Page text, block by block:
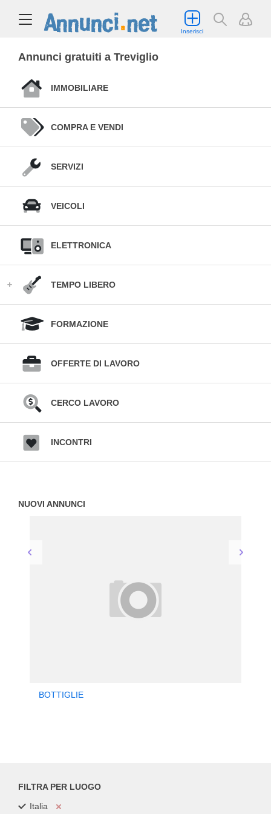
Inserisci
Annunci gratuiti a Treviglio
IMMOBILIARE
COMPRA E VENDI
SERVIZI
VEICOLI
ELETTRONICA
TEMPO LIBERO
FORMAZIONE
OFFERTE DI LAVORO
CERCO LAVORO
INCONTRI
NUOVI ANNUNCI
BOTTIGLIE
FILTRA PER LUOGO
Italia